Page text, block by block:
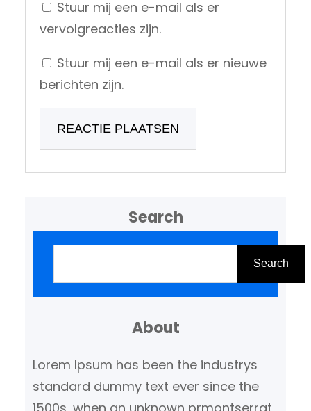
Stuur mij een e-mail als er
vervolgreacties zijn.
Stuur mij een e-mail als er nieuwe
berichten zijn.
Search
Search
About
Lorem Ipsum has been the industrys
standard dummy text ever since the